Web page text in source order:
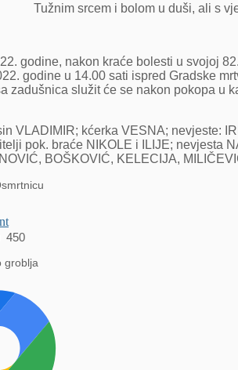
Tužnim srcem i bolom u duši, ali s
godine, nakon kraće bolesti u svojoj
godine u 14.00 sati ispred Gradske
zadušnica služit će se nakon pokopa u
VLADIMIR; kćerka VESNA; nevjeste:
pok. braće NIKOLE i ILIJE; nevjesta
BOŠKOVIĆ, KELECIJA,
450
groblja